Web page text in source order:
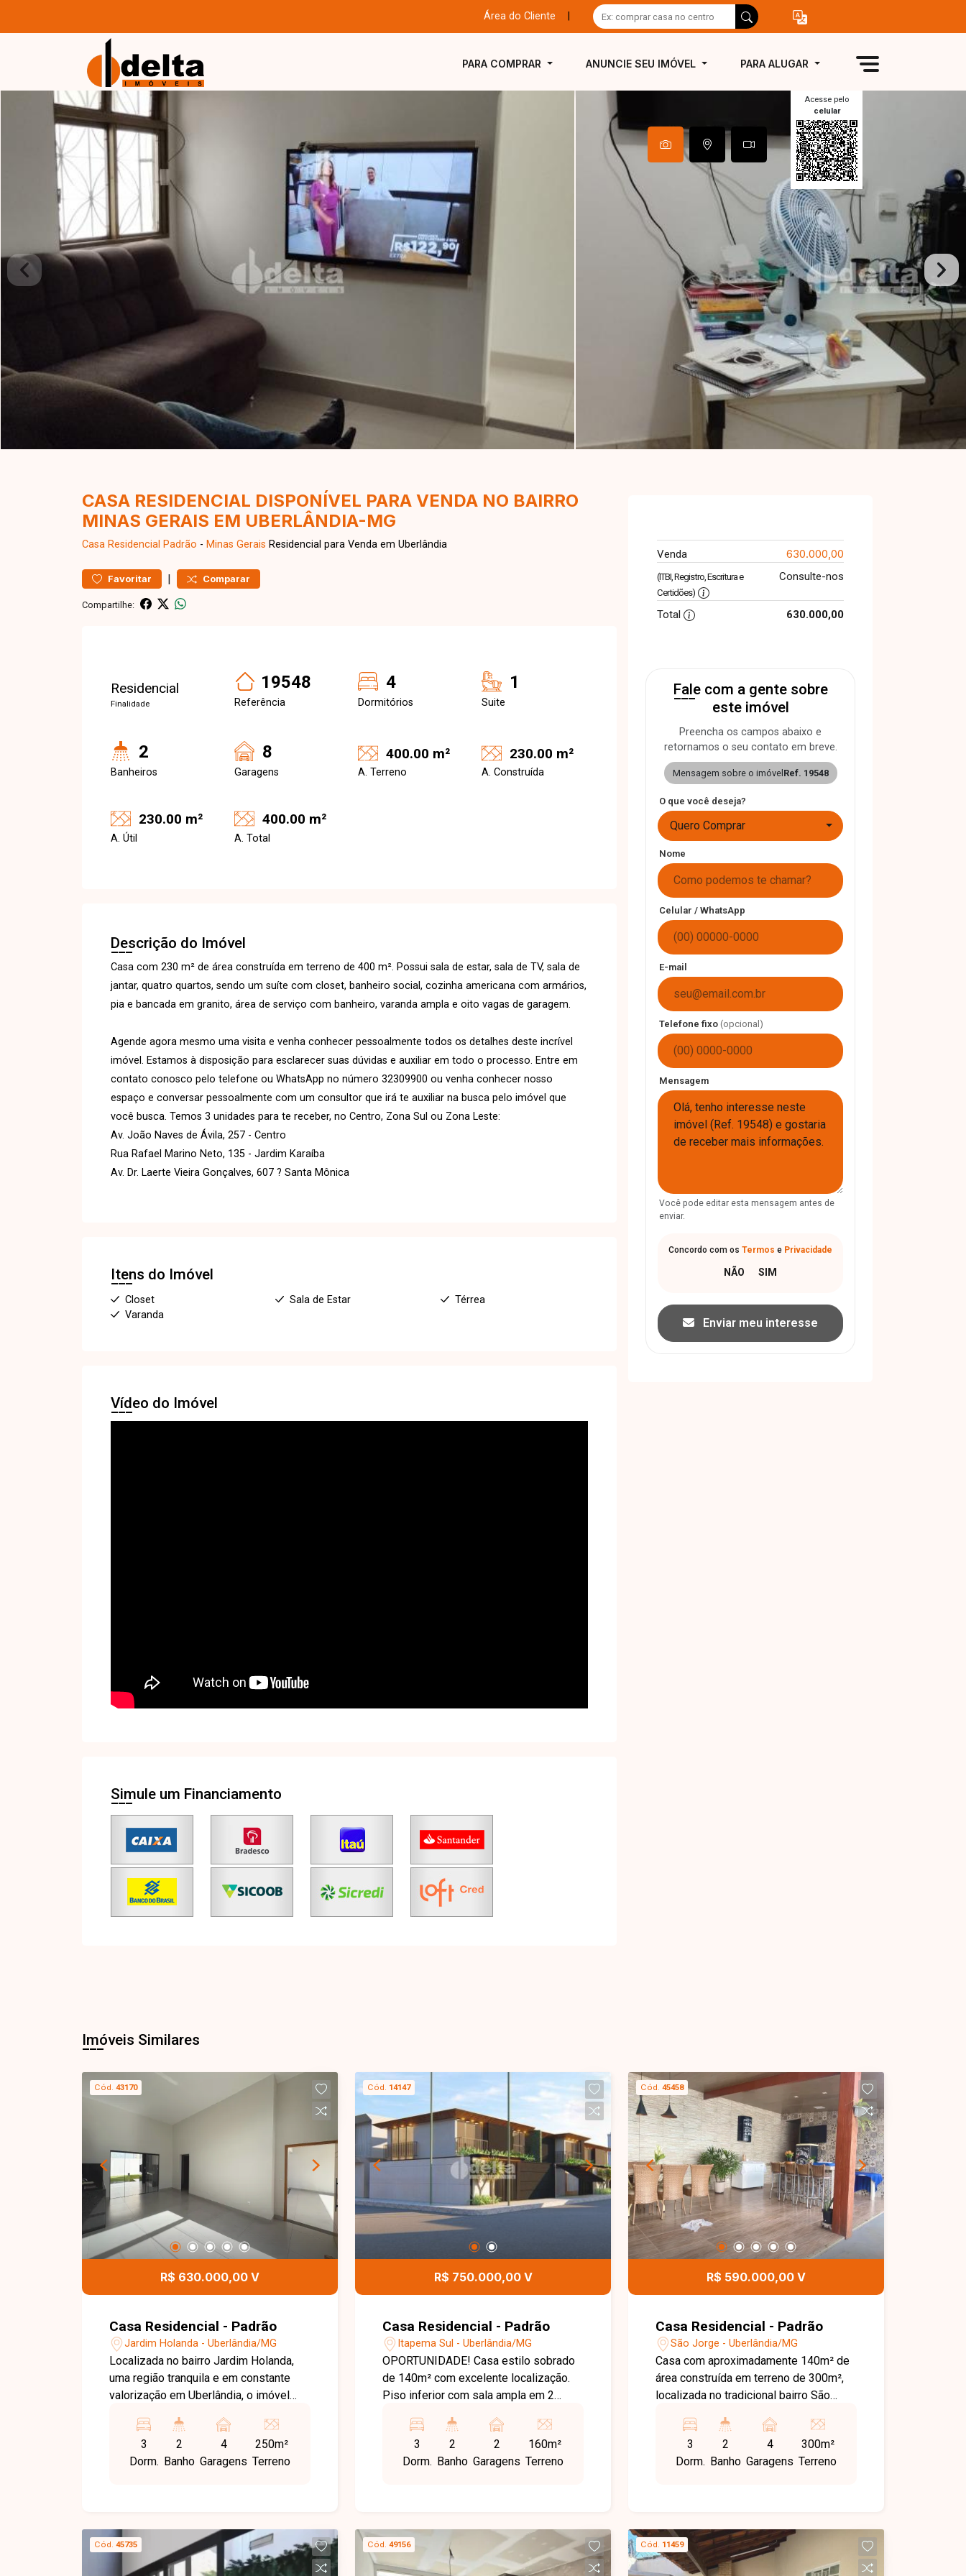
Área do Cliente
PARA COMPRAR ANUNCIE SEU IMÓVEL PARA ALUGAR
Acesse pelo
celular
CASA RESIDENCIAL DISPONÍVEL PARA VENDA NO BAIRRO
MINAS GERAIS EM UBERLÂNDIA-MG
Casa Residencial Padrão - Minas Gerais Residencial para Venda em Uberlândia
Favoritar | Comparar
Compartilhe:
Residencial
Finalidade
19548
Referência
4
Dormitórios
1
Suite
2
Banheiros
8
Garagens
400.00 m²
A. Terreno
230.00 m²
A. Construída
230.00 m²
A. Útil
400.00 m²
A. Total
Descrição do Imóvel
Casa com 230 m² de área construída em terreno de 400 m². Possui sala de estar, sala de TV, sala de
jantar, quatro quartos, sendo um suíte com closet, banheiro social, cozinha americana com armários,
pia e bancada em granito, área de serviço com banheiro, varanda ampla e oito vagas de garagem.
Agende agora mesmo uma visita e venha conhecer pessoalmente todos os detalhes deste incrível
imóvel. Estamos à disposição para esclarecer suas dúvidas e auxiliar em todo o processo. Entre em
contato conosco pelo telefone ou WhatsApp no número 32309900 ou venha conhecer nosso
espaço e conversar pessoalmente com um consultor que irá te auxiliar na busca pelo imóvel que
você busca. Temos 3 unidades para te receber, no Centro, Zona Sul ou Zona Leste:
Av. João Naves de Ávila, 257 - Centro
Rua Rafael Marino Neto, 135 - Jardim Karaíba
Av. Dr. Laerte Vieira Gonçalves, 607 ? Santa Mônica
Itens do Imóvel
Closet Sala de Estar
Térrea
Varanda
Vídeo do Imóvel
Simule um Financiamento
Venda 630.000,00
(ITBI, Registro, Escritura e
Certidões)
Consulte-nos
Total 630.000,00
Fale com a gente sobre
este imóvel
Preencha os campos abaixo e
retornamos o seu contato em breve.
Mensagem sobre o imóvel Ref. 19548
O que você deseja?
Quero Comprar
Nome
Celular / WhatsApp
E-mail
Telefone fixo (opcional)
Mensagem
Você pode editar esta mensagem antes de
enviar.
Concordo com os Termos e Privacidade
Enviar meu interesse
Imóveis Similares
Cód. 43170
R$ 630.000,00 V
Casa Residencial - Padrão
Jardim Holanda - Uberlândia/MG
Localizada no bairro Jardim Holanda,
uma região tranquila e em constante
valorização em Uberlândia, o imóvel
serviços e às principais vias da cidade,
sendo ideal para quem busca qualidade
de vida e praticidade no dia a dia. A
suíte, banheiro social, área de serviço e
área gourmet com churrasqueira,
perfeita para momentos de lazer e
3
Dorm.
2
Banho
4
Garagens
250m²
Terreno
Cód. 14147
R$ 750.000,00 V
Casa Residencial - Padrão
Itapema Sul - Uberlândia/MG
OPORTUNIDADE! Casa estilo sobrado
de 140m² com excelente localização.
Piso inferior com sala ampla em 2
integradas, 2 vagas de garagem. Piso
superior com 3 quartos sendo uma
suíte. Agende agora mesmo uma visita
suas dúvidas e auxiliar em todo o
processo. Entre em contato conosco
pelo telefone ou WhatsApp no número
3
Dorm.
2
Banho
2
Garagens
160m²
Terreno
Cód. 45458
R$ 590.000,00 V
Casa Residencial - Padrão
São Jorge - Uberlândia/MG
Casa com aproximadamente 140m² de
área construída em terreno de 300m²,
localizada no tradicional bairro São
sendo 1 suíte, além de um quarto extra
nos fundos com banheiro, ideal para
hóspedes ou escritório. Sala ampla,
Garagem para 3 a 4 veículos.
3
Dorm.
2
Banho
4
Garagens
300m²
Terreno
Cód. 45735 Cód. 49156 Cód. 11459